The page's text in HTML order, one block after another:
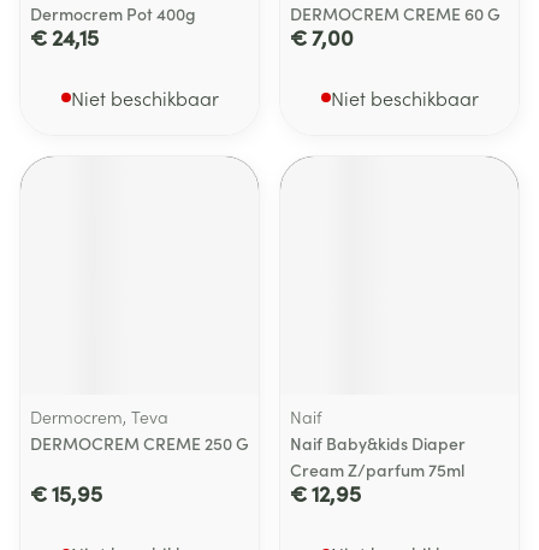
Dermocrem Pot 400g
€ 24,15
Niet beschikbaar
DERMOCREM CREME 60 G
€ 7,00
Niet beschikbaar
Dermocrem, Teva
DERMOCREM CREME 250 G
€ 15,95
Naif
Naif Baby&kids Diaper
Cream Z/parfum 75ml
€ 12,95